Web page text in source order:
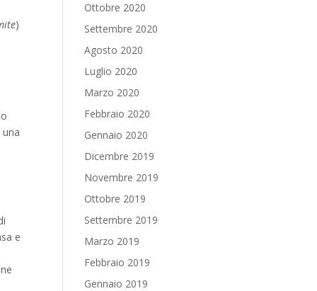
)
e
Ottobre 2020
Settembre 2020
Agosto 2020
Luglio 2020
Marzo 2020
Febbraio 2020
Gennaio 2020
Dicembre 2019
Novembre 2019
Ottobre 2019
Settembre 2019
Marzo 2019
Febbraio 2019
Gennaio 2019